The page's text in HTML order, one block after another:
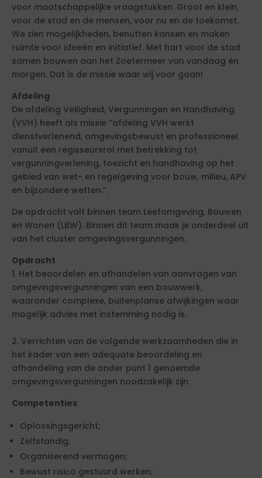
voor maatschappelijke vraagstukken. Groot en klein,
voor de stad en de mensen, voor nu en de toekomst.
We zien mogelijkheden, benutten kansen en maken
ruimte voor ideeën en initiatief. Met hart voor de stad
samen bouwen aan het Zoetermeer van vandaag én
morgen. Dat is de missie waar wij voor gaan!
Afdeling
De afdeling Veiligheid, Vergunningen en Handhaving
(VVH) heeft als missie ‘’afdeling VVH werkt
dienstverlenend, omgevingsbewust en professioneel
vanuit een regisseursrol met betrekking tot
vergunningverlening, toezicht en handhaving op het
gebied van wet- en regelgeving voor bouw, milieu, APV
en bijzondere wetten.’’.
De opdracht valt binnen team Leefomgeving, Bouwen
en Wonen (LBW). Binnen dit team maak je onderdeel uit
van het cluster omgevingsvergunningen.
Opdracht
1. Het beoordelen en afhandelen van aanvragen van
omgevingsvergunningen van een bouwwerk,
waaronder complexe, buitenplanse afwijkingen waar
mogelijk advies met instemming nodig is.
2. Verrichten van de volgende werkzaamheden die in
het kader van een adequate beoordeling en
afhandeling van de onder punt 1 genoemde
omgevingsvergunningen noodzakelijk zijn.
Competenties
Oplossingsgericht;
Zelfstandig;
Organiserend vermogen;
Bewust risico gestuurd werken;